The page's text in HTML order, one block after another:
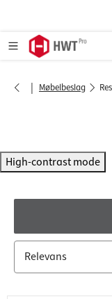
| Møbelbeslag
High-contrast mode